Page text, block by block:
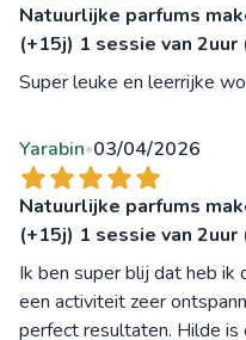
Natuurlijke parfums
(+15j) 1 sessie van 2uur
Super leuke en leerrijke
Yarabin•03/04/2026
Natuurlijke parfums
(+15j) 1 sessie van 2uur
Ik ben super blij dat heb ik
een activiteit zeer
perfect resultaten. Hilde is